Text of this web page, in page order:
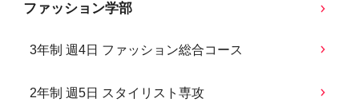
ファッション学部
3年制 週4日 ファッション総合コース
2年制 週5日 スタイリスト専攻